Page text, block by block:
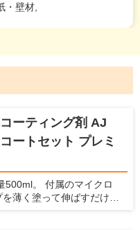
・壁材,
コーティング剤 AJ
ートセット プレミ
500ml。 付属のマイクロ
薄く塗って伸ばすだけで